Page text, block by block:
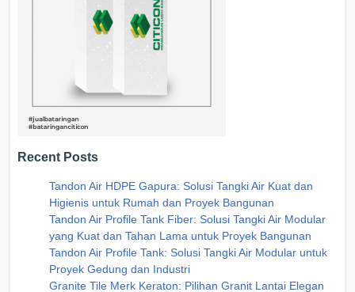
Recent Posts
Tandon Air HDPE Gapura: Solusi Tangki Air Kuat dan
Higienis untuk Rumah dan Proyek Bangunan
Tandon Air Profile Tank Fiber: Solusi Tangki Air Modular
yang Kuat dan Tahan Lama untuk Proyek Bangunan
Tandon Air Profile Tank: Solusi Tangki Air Modular untuk
Proyek Gedung dan Industri
Granite Tile Merk Keraton: Pilihan Granit Lantai Elegan